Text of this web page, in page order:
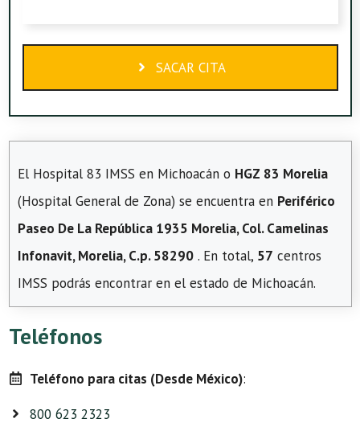
SACAR CITA
El Hospital 83 IMSS en Michoacán o HGZ 83 Morelia
(Hospital General de Zona) se encuentra en Periférico
Paseo De La República 1935 Morelia, Col. Camelinas
Infonavit, Morelia, C.p. 58290 . En total, 57 centros
IMSS podrás encontrar en el estado de Michoacán.
Teléfonos
Teléfono para citas (Desde México):
800 623 2323